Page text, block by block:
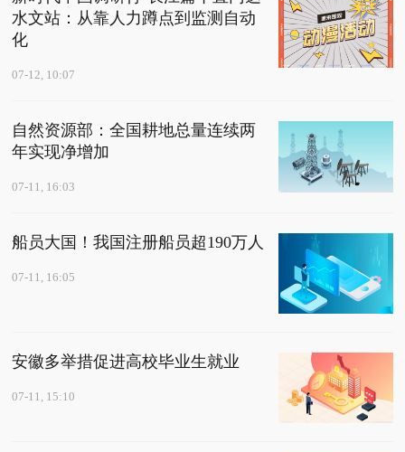
水文站：从靠人力蹲点到监测自动
化
07-12, 10:07
自然资源部：全国耕地总量连续两
年实现净增加
07-11, 16:03
船员大国！我国注册船员超190万人
07-11, 16:05
安徽多举措促进高校毕业生就业
07-11, 15:10